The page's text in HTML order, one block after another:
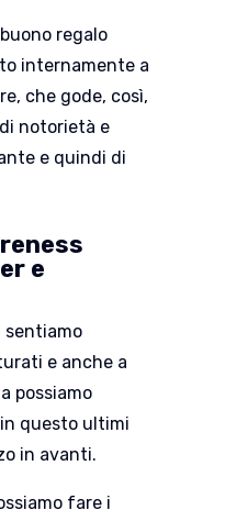
regalo
internamente a
che gode, così,
notorietà e
e quindi di
e
sentiamo
e anche a
possiamo
questo ultimi
in avanti.
fare i